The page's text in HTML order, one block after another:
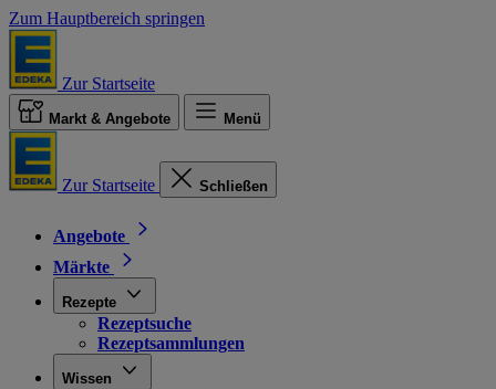
Zum Hauptbereich springen
Zur Startseite
Markt & Angebote Menü
Zur Startseite Schließen
Angebote
Märkte
Rezepte
Rezeptsuche
Rezeptsammlungen
Wissen